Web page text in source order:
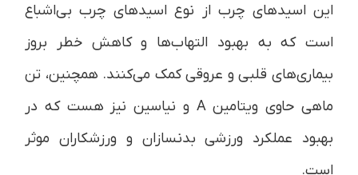
این اسیدهای چرب از نوع اسیدهای چرب بی‌اشباع
است که به بهبود التهاب‌ها و کاهش خطر بروز
بیماری‌های قلبی و عروقی کمک می‌کنند. همچنین، تن
ماهی حاوی ویتامین A و نیاسین نیز هست که در
بهبود عملکرد ورزشی بدنسازان و ورزشکاران موثر
است.